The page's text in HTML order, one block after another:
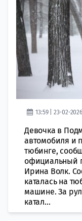
13:59 | 23-02-2026
Девочка в
автомобиля и
тюбинге,
официальный
Ирина Волк.
каталась на
машине. За
катал...